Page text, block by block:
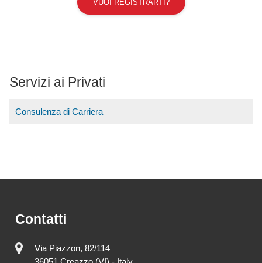
VUOI REGISTRARTI?
Servizi ai Privati
Consulenza di Carriera
Contatti
Via Piazzon, 82/114